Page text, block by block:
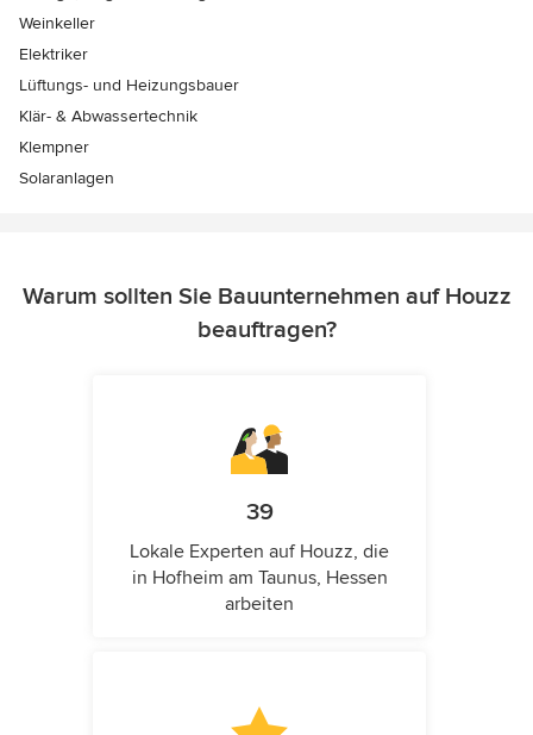
Weinkeller
Elektriker
Lüftungs- und Heizungsbauer
Klär- & Abwassertechnik
Klempner
Solaranlagen
Warum sollten Sie Bauunternehmen auf Houzz
beauftragen?
39
Lokale Experten auf Houzz, die
in Hofheim am Taunus, Hessen
arbeiten